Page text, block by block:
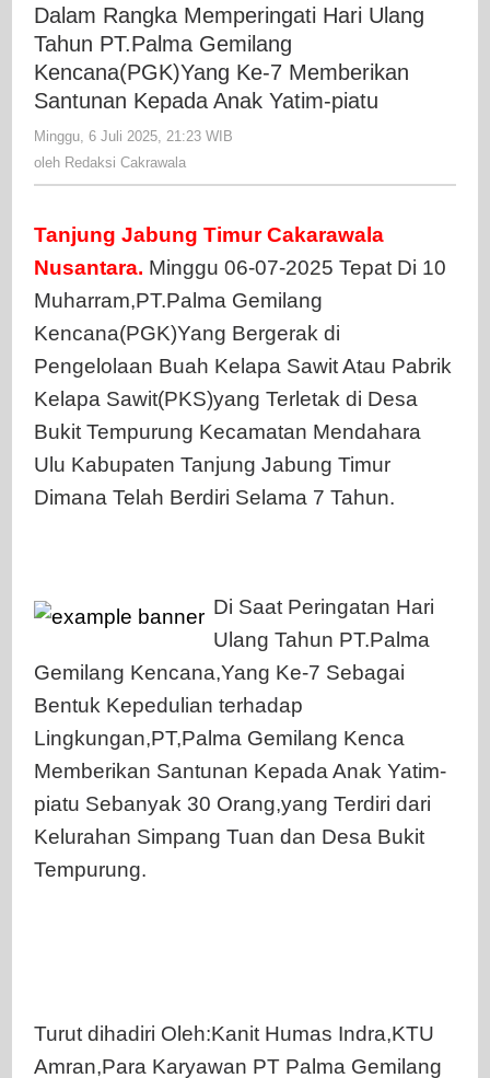
Hari
Tahun
Ke-
Santunan
piatu
Dalam Rangka Memperingati Hari Ulang
Tahun PT.Palma Gemilang
Kencana(PGK)Yang Ke-7 Memberikan
Santunan Kepada Anak Yatim-piatu
Minggu, 6 Juli 2025, 21:23 WIB
oleh Redaksi Cakrawala
Tanjung Jabung Timur Cakarawala
Nusantara. Minggu 06-07-2025 Tepat Di 10
Muharram,PT.Palma Gemilang
Kencana(PGK)Yang Bergerak di
Pengelolaan Buah Kelapa Sawit Atau Pabrik
Kelapa Sawit(PKS)yang Terletak di Desa
Bukit Tempurung Kecamatan Mendahara
Ulu Kabupaten Tanjung Jabung Timur
Dimana Telah Berdiri Selama 7 Tahun.
Di Saat Peringatan Hari
Ulang Tahun PT.Palma
Gemilang Kencana,Yang Ke-7 Sebagai
Bentuk Kepedulian terhadap
Lingkungan,PT,Palma Gemilang Kenca
Memberikan Santunan Kepada Anak Yatim-
piatu Sebanyak 30 Orang,yang Terdiri dari
Kelurahan Simpang Tuan dan Desa Bukit
Tempurung.
Turut dihadiri Oleh:Kanit Humas Indra,KTU
Amran,Para Karyawan PT Palma Gemilang